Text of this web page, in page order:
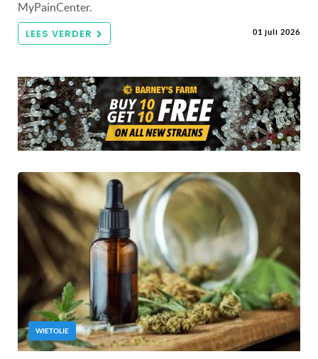
MyPainCenter.
LEES VERDER 01 juli 2026
WIETOLIE